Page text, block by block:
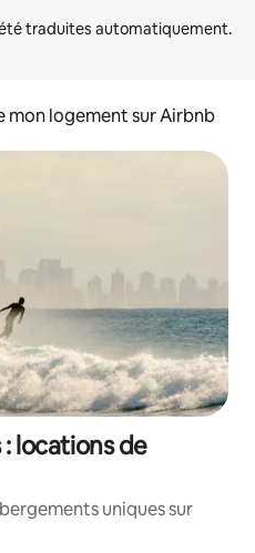
mon logement sur Airbnb
locations de
uniques sur